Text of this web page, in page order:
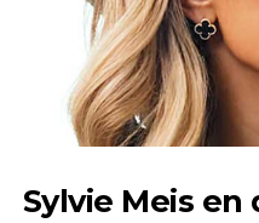
Sylvie Meis